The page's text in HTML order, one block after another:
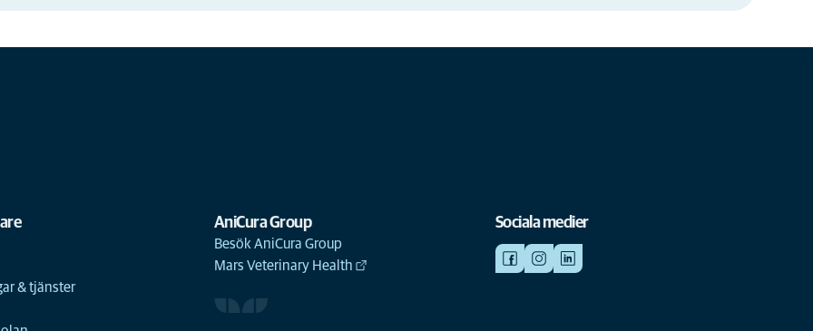
& tjänster
AniCura Group
Besök AniCura Group
Mars Veterinary Health
Sociala medier